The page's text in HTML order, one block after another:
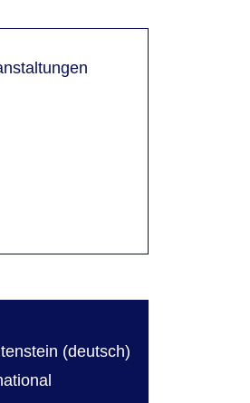
(deutsch)